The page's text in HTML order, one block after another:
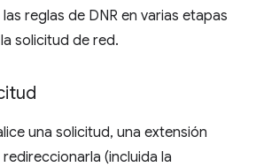
reglas de DNR en varias etapas
solicitud de red.
una solicitud, una extensión
(incluida la